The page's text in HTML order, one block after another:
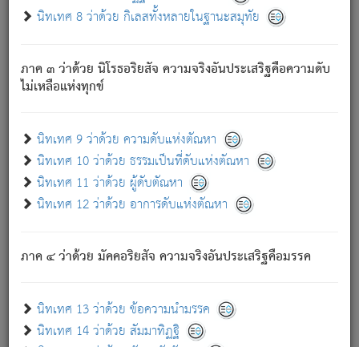
นิทเทศ 8 ว่าด้วย กิเลสทั้งหลายในฐานะสมุทัย
ภาค ๓ ว่าด้วย นิโรธอริยสัจ ความจริงอันประเสริฐคือความดับ
ไม่เหลือแห่งทุกข์
นิทเทศ 9 ว่าด้วย ความดับแห่งตัณหา
นิทเทศ 10 ว่าด้วย ธรรมเป็นที่ดับแห่งตัณหา
นิทเทศ 11 ว่าด้วย ผู้ดับตัณหา
นิทเทศ 12 ว่าด้วย อาการดับแห่งตัณหา
ภาค ๔ ว่าด้วย มัคคอริยสัจ ความจริงอันประเสริฐคือมรรค
นิทเทศ 13 ว่าด้วย ข้อความนำมรรค
นิทเทศ 14 ว่าด้วย สัมมาทิฏฐิ
นิพพาน.
ภพใหม่ย่อมไม่มีแก่ภิกษุนั้น ผู้ดับเย็นสนิทแล้ว เพราะไม่มี
ภิกษุนั้น เป็นผู้ครอบงำมารได้แล้ว ชนะสงครามแล้ว ก้าวล่วง
ภพทั้งหลายทั้งปวงได้แล้ว เป็นผู้คงที่ (คือไม่เปลี่ยนแปลงอีกต่อ
- อุ.ขุ. ๒๕/๑๒๑/๘๔.
(ข้อความนี้ เป็นพระพุทธอุทานที่ทรงเปล่งออก ที่โคนต้นโพธิ์
เป็นที่ตรัสรู้ เมื่อตรัสรู้แล้วได้ 7 วัน)
เกี่ยวกับธรรมโฆษณ์ออนไลน์ (Disclaimer)
แม้ระบบ "ธรรมโฆษณ์ออนไลน์" พยายามปรับปรุงข้อมูลให้ถูกต้องมากที่สุด
ผู้ศึกษาก็พึงตรวจสอบกับตัวเล่มหนังสือต้นฉบับ ที่มีการพิมพ์ครั้งล่าสุด